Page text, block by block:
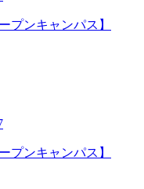
プンキャンパス】
プンキャンパス】